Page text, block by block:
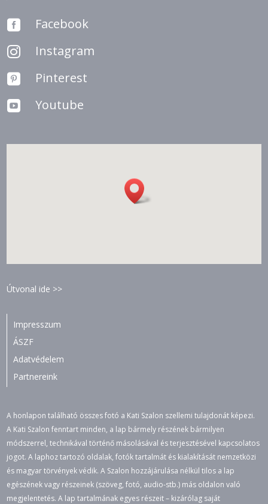
 Facebook
 Instagram
 Pinterest
 Youtube
Útvonal ide >>
Impresszum
ÁSZF
Adatvédelem
Partnereink
A honlapon található összes fotó a Kati Szalon szellemi tulajdonát képezi.
A Kati Szalon fenntart minden, a lap bármely részének bármilyen
módszerrel, technikával történő másolásával és terjesztésével kapcsolatos
jogot. A laphoz tartozó oldalak, fotók tartalmát és kialakítását nemzetközi
és magyar törvények védik. A Szalon hozzájárulása nélkül tilos a lap
egészének vagy részeinek (szöveg, fotó, audio-stb.) más oldalon való
megjelentetés. A lap tartalmának egyes részeit – kizárólag saját